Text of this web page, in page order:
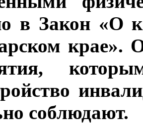
в Закон «О
крае».
соблюдают.